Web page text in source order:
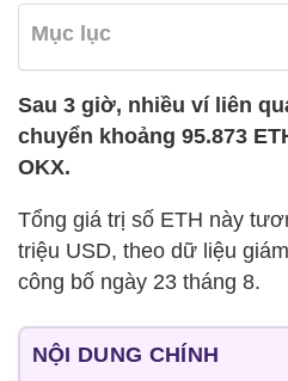
Mục lục
Sau 3 giờ, nhiều ví liên
chuyển khoảng 95.873
OKX.
Tổng giá trị số ETH này
triệu USD, theo dữ liệu
công bố ngày 23 tháng 8.
NỘI DUNG CHÍNH